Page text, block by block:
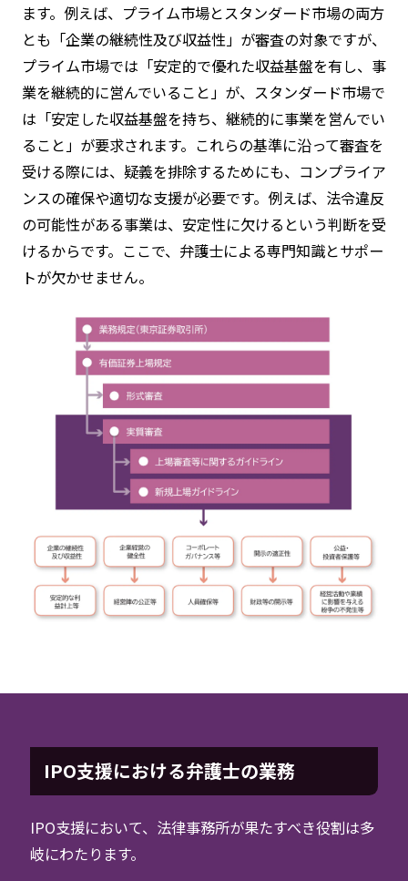
ます。例えば、プライム市場とスタンダード市場の両方
とも「企業の継続性及び収益性」が審査の対象ですが、
プライム市場では「安定的で優れた収益基盤を有し、事
業を継続的に営んでいること」が、スタンダード市場で
は「安定した収益基盤を持ち、継続的に事業を営んでい
ること」が要求されます。これらの基準に沿って審査を
受ける際には、疑義を排除するためにも、コンプライア
ンスの確保や適切な支援が必要です。例えば、法令違反
の可能性がある事業は、安定性に欠けるという判断を受
けるからです。ここで、弁護士による専門知識とサポー
トが欠かせません。
IPO支援における弁護士の業務
IPO支援において、法律事務所が果たすべき役割は多
岐にわたります。